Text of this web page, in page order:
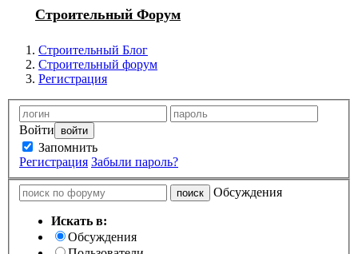
Строительный Форум
Строительный Блог
Строительный форум
Регистрация
Войти
Запомнить
Регистрация Забыли пароль?
Обсуждения
Искать в:
Обсуждения